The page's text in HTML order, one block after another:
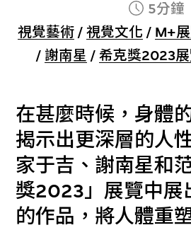
5分鐘
視覺藝術 / 視覺文化 / M+
/ 謝南星 / 希克獎2023
在甚麼時候，身體
揭示出更深層的人
家于吉、謝南星和
獎2023」展覽中展
的作品，將人體重